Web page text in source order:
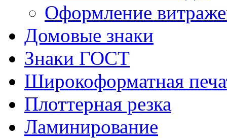
Оформление
Домовые знаки
Знаки ГОСТ
Широкоформатная
Плоттерная резка
Ламинирование